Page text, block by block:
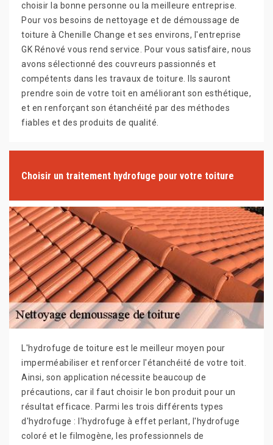
choisir la bonne personne ou la meilleure entreprise.
Pour vos besoins de nettoyage et de démoussage de
toiture à Chenille Change et ses environs, l'entreprise
GK Rénové vous rend service. Pour vous satisfaire, nous
avons sélectionné des couvreurs passionnés et
compétents dans les travaux de toiture. Ils sauront
prendre soin de votre toit en améliorant son esthétique,
et en renforçant son étanchéité par des méthodes
fiables et des produits de qualité.
Choisir un traitement hydrofuge pour votre toiture
L'hydrofuge de toiture est le meilleur moyen pour
imperméabiliser et renforcer l'étanchéité de votre toit.
Ainsi, son application nécessite beaucoup de
précautions, car il faut choisir le bon produit pour un
résultat efficace. Parmi les trois différents types
d'hydrofuge : l'hydrofuge à effet perlant, l'hydrofuge
coloré et le filmogène, les professionnels de